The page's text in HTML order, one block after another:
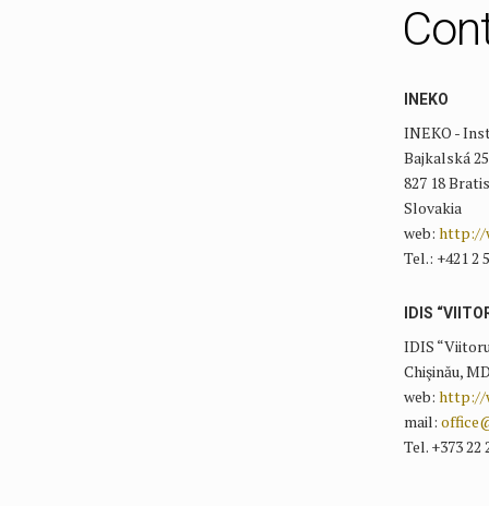
INEKO
INEKO -
Bajkalská 25
827 18
Slovakia
web: http://
Tel.: +421 2
IDIS
IDIS
Chişinău,
web: http://
mail:
Tel. +373 22